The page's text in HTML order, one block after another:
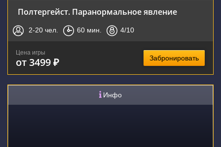
Полтергейст. Паранормальное явление
2-20 чел. 60 мин. 4/10
Цена игры
от 3499 ₽ Забронировать
Инфо